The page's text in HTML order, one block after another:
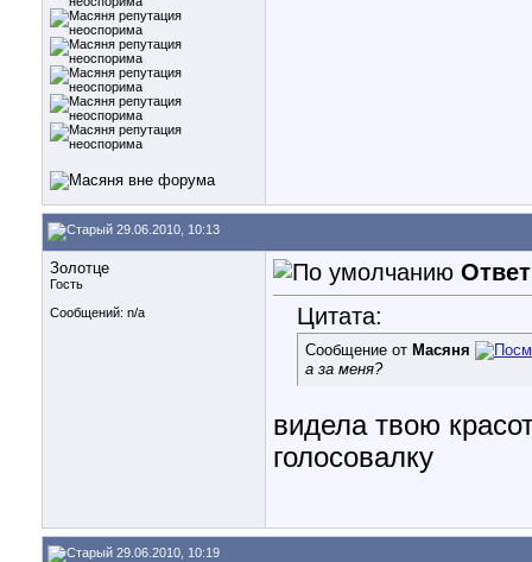
29.06.2010, 10:13
Золотце
Гость
Сообщений: n/a
Цитата:
Сообщение от Масяня
а за меня?
видела твою
голосовалку
29.06.2010, 10:19